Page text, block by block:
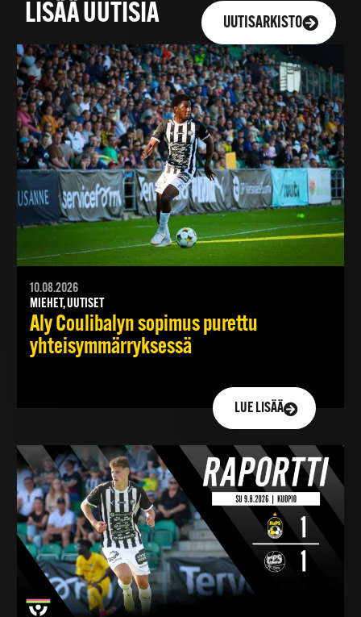
LISÄÄ UUTISIA UUTISARKISTO
10.08.2026
MIEHET, UUTISET
Aly Coulibalyn sopimus purettu
yhteisymmärryksessä
LUE LISÄÄ